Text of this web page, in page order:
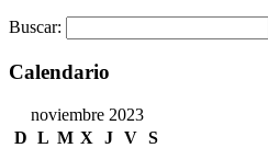
Buscar:
Calendario
noviembre 2023
D L M X J V S